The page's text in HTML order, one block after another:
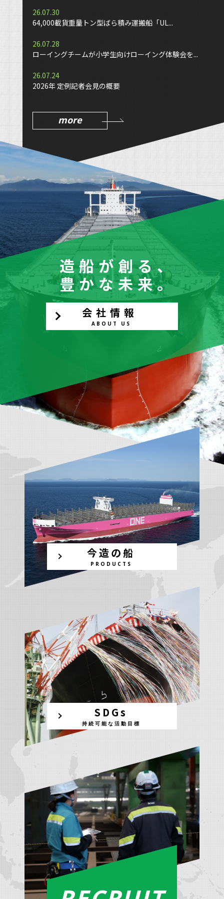
26.07.30
64,000載貨重量トン型ばら積み運搬船「UL...
26.07.28
ローイングチームが小学生向けローイング体験会を...
26.07.24
2026年 定例記者会見の概要
more
造船が創る、
豊かな未来。
会社情報
ABOUT US
今造の船
PRODUCTS
SDGs
持続可能な活動目標